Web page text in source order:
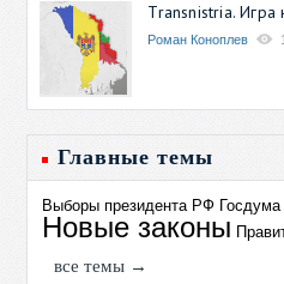
Transnistria.
Роман Коноплев
Главные темы
Выборы президента РФ
Новые законы
все темы →